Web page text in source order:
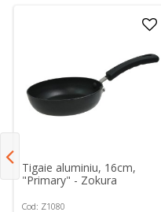
Tigaie aluminiu, 16cm,
"Primary" - Zokura
Cod: Z1080